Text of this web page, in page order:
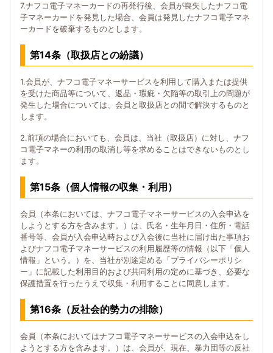
7.ナフコ電子マネーカードの再発行後、会員が喪失したナフコ電
子マネーカードを発見した場合、会員は発見したナフコ電子マネ
ーカードを破棄するものとします。
第14条（取扱店との紛議）
1.会員が、ナフコ電子マネーサービスを利用して購入または提供
を受けた商品等について、返品・瑕疵・欠陥等の取引上の問題が
発生した場合については、会員と取扱店との間で解決するものと
します。
2.前項の場合においても、会員は、当社（取扱店）に対し、ナフ
コ電子マネーの利用の取消し等を求めることはできないものとし
ます。
第15条（個人情報の収集・利用）
会員（本条においては、ナフコ電子マネーサービスの入会申込を
しようとする方を含みます。）は、氏名・生年月日・住所・電話
番号等、会員が入会申込時および入会後に当社に届け出た事項お
よびナフコ電子マネーサービスの利用履歴等の情報（以下「個人
情報」という。）を、当社が別途定める「プライバシーポリシ
ー」に記載した利用目的および共同利用の定めに基づき、必要な
保護措置を行ったうえで収集・利用することに同意します。
第16条（反社会的勢力の排除）
会員（本条においてはナフコ電子マネーサービスの入会申込をし
ようとする方を含みます。）は、会員が、現在、暴力団等の反社